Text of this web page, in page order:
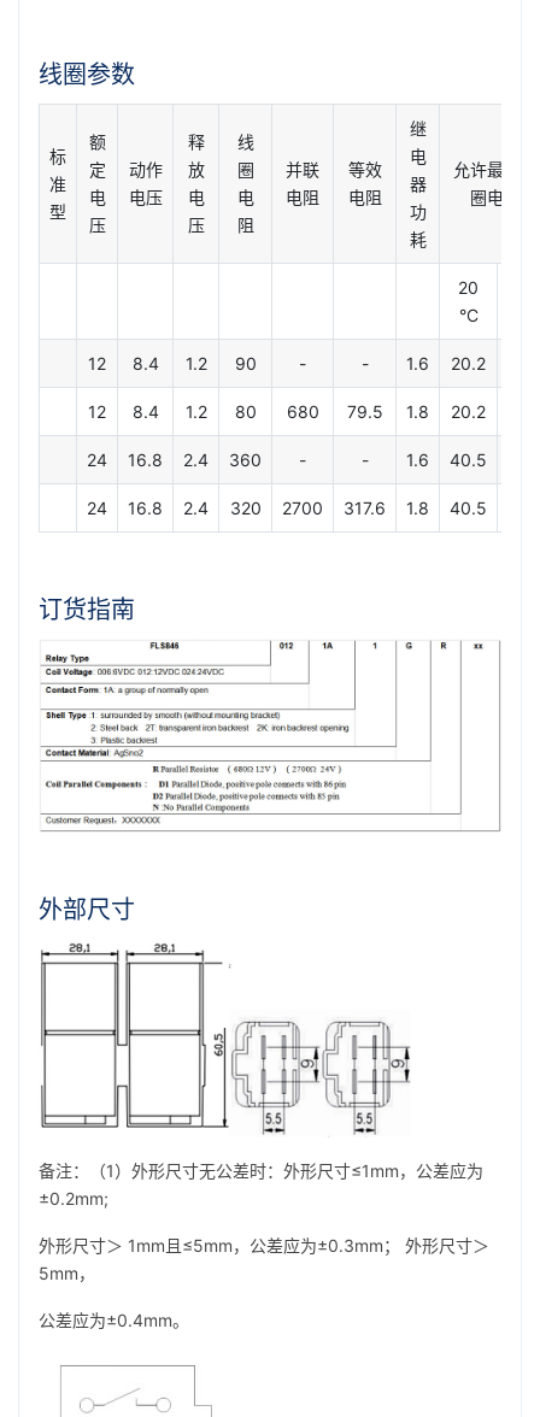
线圈参数
标
准
型
额
定
电
压
动作
电压
释
放
电
压
线
圈
电
阻
并联
电阻
等效
电阻
继
电
器
功
耗
允许最大线
圈电压
20
°C
12 8.4 1.2 90 - - 1.6 20.2
12 8.4 1.2 80 680 79.5 1.8 20.2
24 16.8 2.4 360 - - 1.6 40.5
24 16.8 2.4 320 2700 317.6 1.8 40.5
订货指南
外部尺寸
备注：（1）外形尺寸无公差时：外形尺寸≤1mm，公差应为
±0.2mm;
外形尺寸＞ 1mm且≤5mm，公差应为±0.3mm； 外形尺寸＞
5mm，
公差应为±0.4mm。